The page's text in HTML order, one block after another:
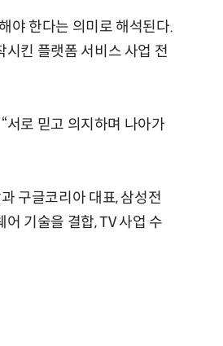
야 한다는 의미로 해석된다.
킨 플랫폼 서비스 사업 전
서로 믿고 의지하며 나아가
구글코리아 대표, 삼성전
기술을 결합, TV 사업 수